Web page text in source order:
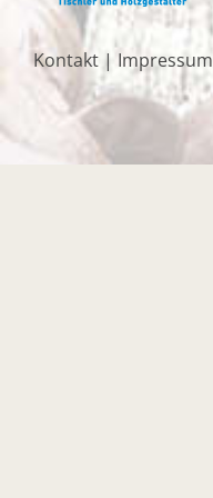
Kontakt | Impressum